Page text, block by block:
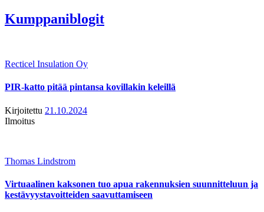
Kumppaniblogit
Recticel Insulation Oy
PIR-katto pitää pintansa kovillakin keleillä
Kirjoitettu 21.10.2024
Ilmoitus
Thomas Lindstrom
Virtuaalinen kaksonen tuo apua rakennuksien suunnitteluun ja
kestävyystavoitteiden saavuttamiseen